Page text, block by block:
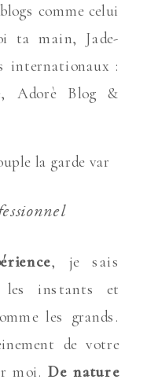
comme celui
ta main, Jade-
internationaux :
Adorè Blog &
, je sais
les instants et
les grands.
de votre
moi.De nature